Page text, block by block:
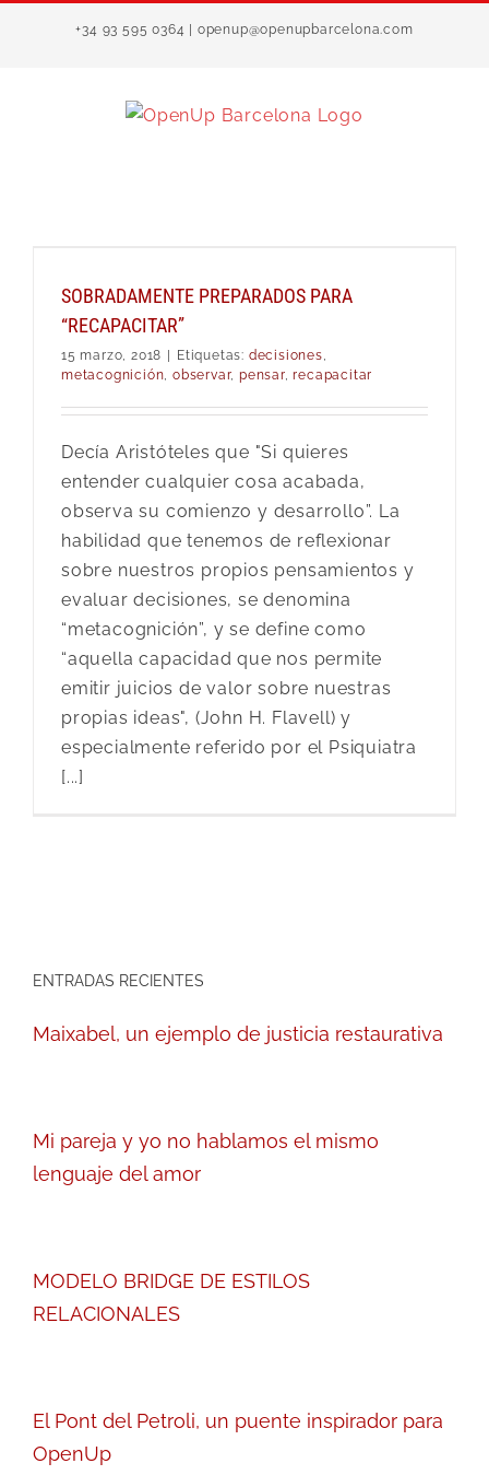
+34 93 595 0364 | openup@openupbarcelona.com
SOBRADAMENTE PREPARADOS PARA
“RECAPACITAR”
15 marzo, 2018 Etiquetas: decisiones,
metacognición,observar,pensar,recapacitar
Decía Aristóteles que "Si quieres
entender cualquier cosa acabada,
observa su comienzo y desarrollo”. La
habilidad que tenemos de reflexionar
sobre nuestros propios pensamientos y
evaluar decisiones, se denomina
“metacognición”, y se define como
“aquella capacidad que nos permite
emitir juicios de valor sobre nuestras
propias ideas", (John H. Flavell) y
especialmente referido por el Psiquiatra
[...]
ENTRADAS RECIENTES
Maixabel, un ejemplo de justicia restaurativa
Mi pareja y yo no hablamos el mismo
lenguaje del amor
MODELO BRIDGE DE ESTILOS
RELACIONALES
El Pont del Petroli, un puente inspirador para
OpenUp